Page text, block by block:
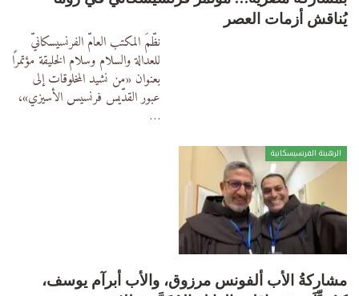
يُناقش أزمات العصر
نظّمَ المكتب العامّ الفرنسيسكانيّ
للعدالة والسلام وسلام الخليقة مؤتمرًا
بعنوان «من نشيد المخلوقات إلى
عبور القدّيس فرنسيس الأسيزي»،
…
الرهبنة الفرنسيسكانية
مشاركةُ الأب ألفونس مرزوق، والأب أبرآم يوسف،